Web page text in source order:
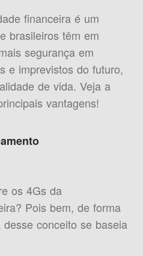
financeira é um
brasileiros têm em
segurança em
e imprevistos do futuro,
de vida. Veja a
vantagens!
os 4Gs da
Pois bem, de forma
conceito se baseia